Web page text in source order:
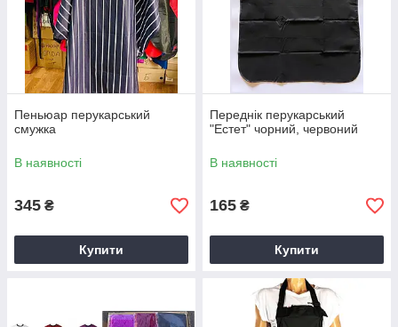
Пеньюар перукарський
смужка
В наявності
345 ₴
Купити
Переднік перукарський
"Естет" чорний, червоний
В наявності
165 ₴
Купити